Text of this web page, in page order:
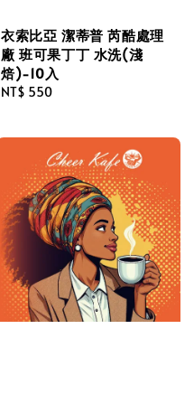
衣索比亞 潔蒂普 芮酷處理
廠 班可果丁丁 水洗(淺
焙)-10入
Regular
NT$ 550